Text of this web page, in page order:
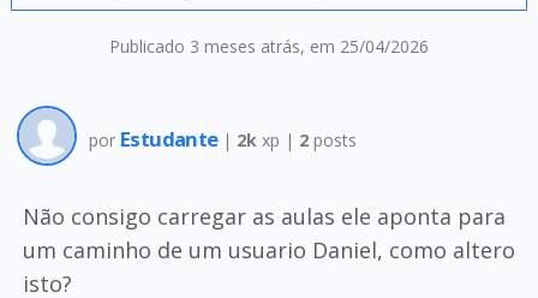
Publicado 3 meses atrás, em 25/04/2026
por Estudante | 2k xp | 2posts
Não consigo carregar as aulas ele aponta para
um caminho de um usuario Daniel, como altero
isto?